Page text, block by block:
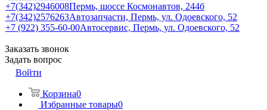
+7(342)2946008Пермь, шоссе Космонавтов, 244б
+7(342)2576263Автозапчасти, Пермь, ул. Одоевского, 52
+7 (922) 355-60-00Автосервис, Пермь, ул. Одоевского, 52
Заказать звонок
Задать вопрос
Войти
Корзина0
Избранные товары0